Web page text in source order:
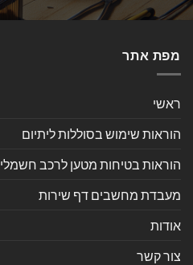
מפת אתר
ראשי
הוראות שימוש בסוללות ליתיום
הוראות בטיחות מטען לרכב חשמלי
מעבדת מחשבים דף שירות
אודות
צור קשר